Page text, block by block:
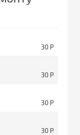
30
30
30
30